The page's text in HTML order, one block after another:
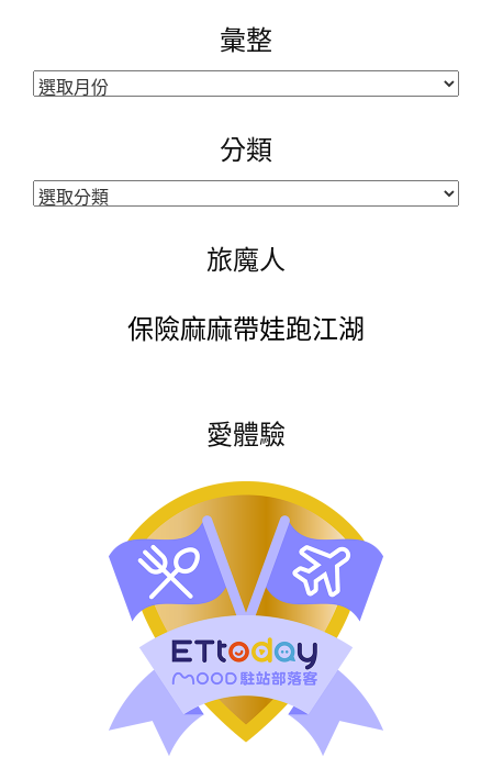
彙整
彙
分類
分
旅魔人
保險麻麻帶娃跑江湖
愛體驗